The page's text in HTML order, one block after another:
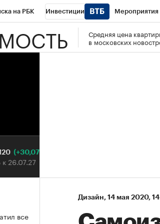
на РБК Инвестиции Мероприятия
Спорт Школа управления РБК РБК
Средняя цена
в московских
Дизайн⁠, 14 мая 2020,
Купить
все